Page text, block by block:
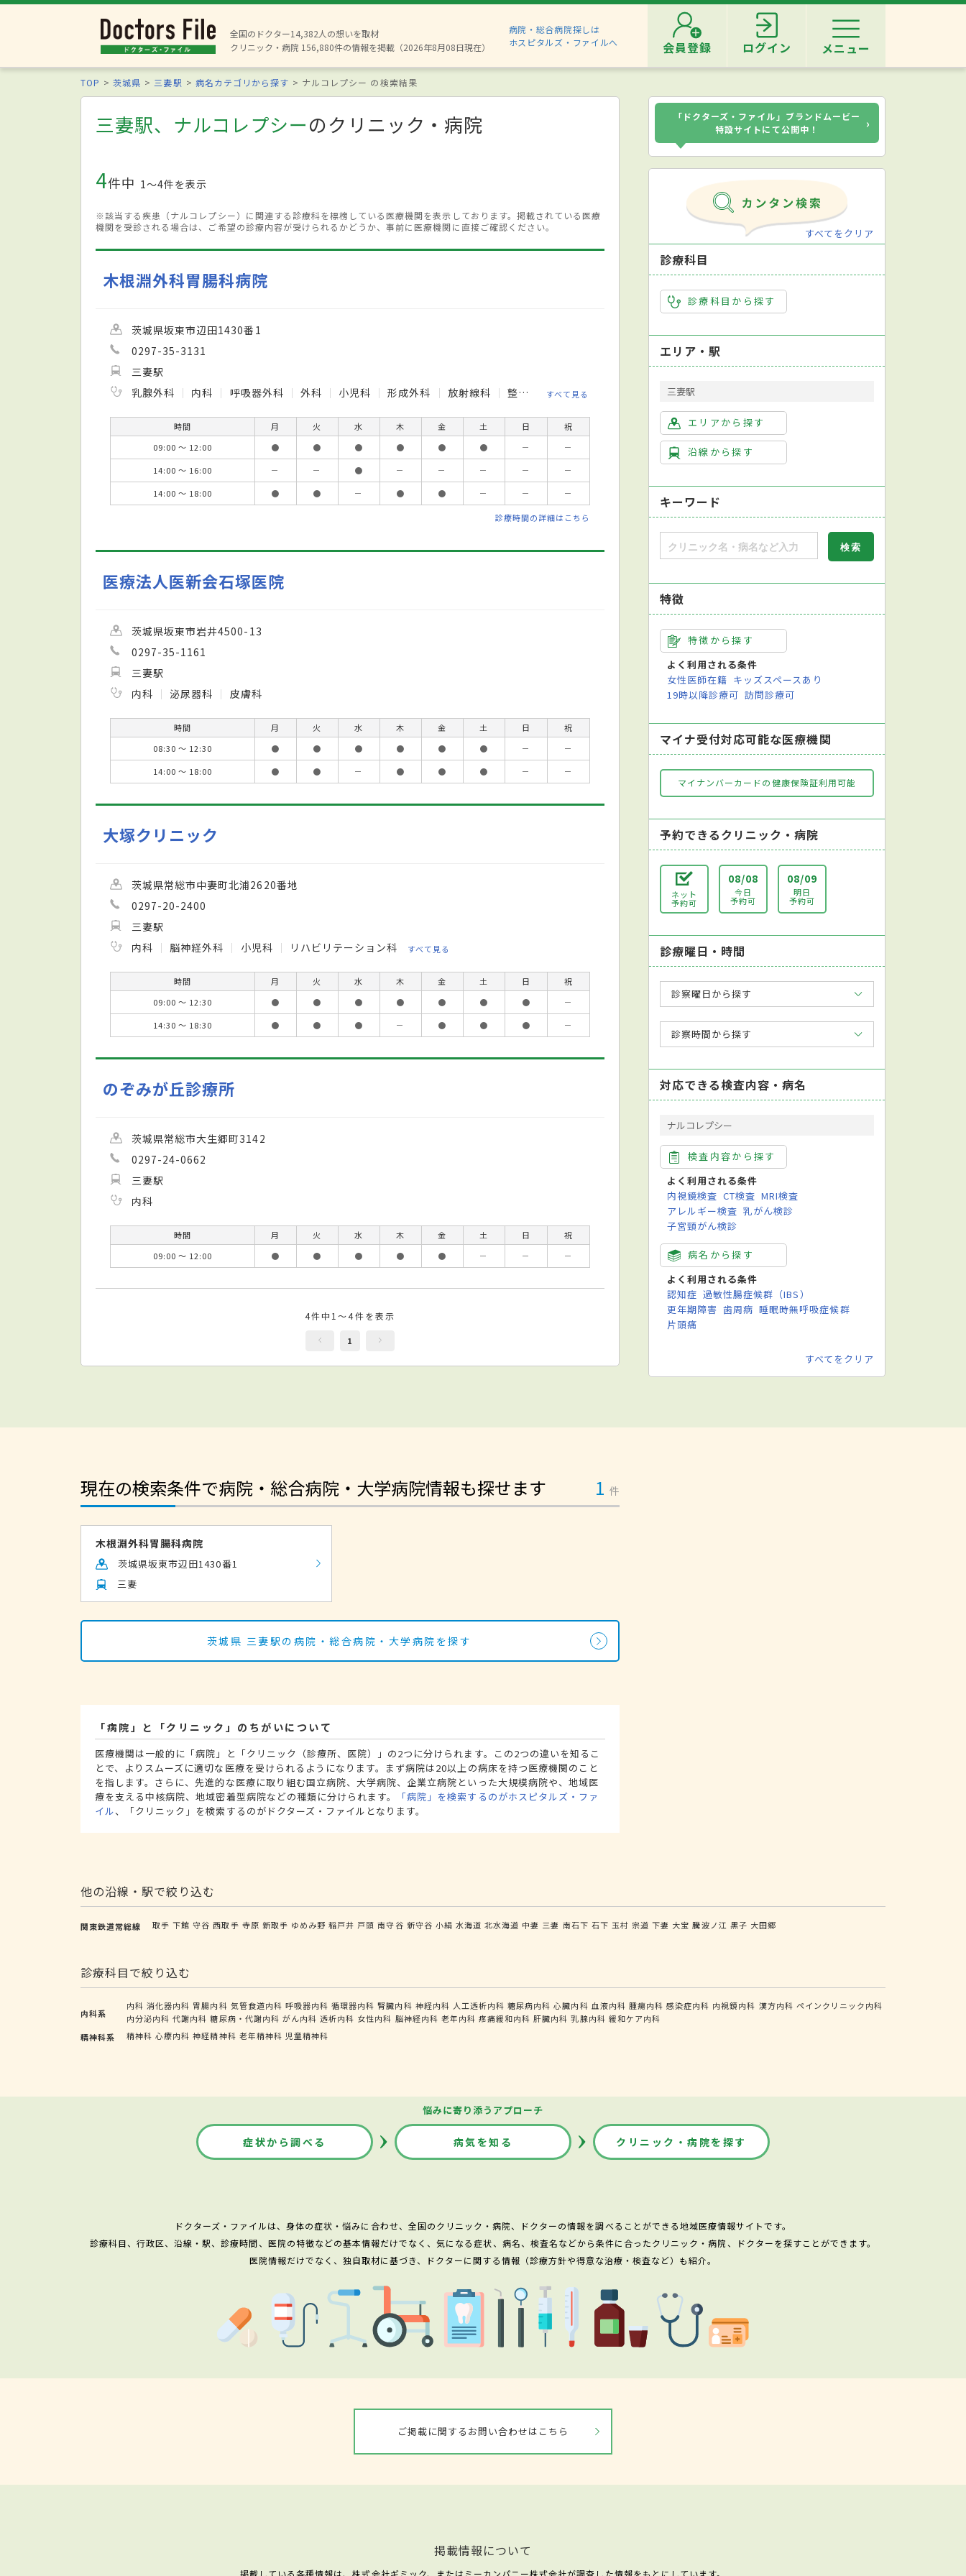
全国のドクター14,382人の想いを取材
クリニック・病院 156,880件の情報を掲載（2026年8月08日現在）
病院・総合病院探しは
ホスピタルズ・ファイルへ
会員登録 ログイン メニュー
TOP 茨城県 三妻駅 病名カテゴリから探す ナルコレプシー の検索結果
三妻駅、ナルコレプシーのクリニック・病院
4件中 1〜4件を表示
※該当する疾患（ナルコレプシー）に関連する診療科を標榜している医療機関を表示しております。掲載されている医療
機関を受診される場合は、ご希望の診療内容が受けられるかどうか、事前に医療機関に直接ご確認ください。
木根淵外科胃腸科病院
茨城県坂東市辺田1430番1
0297-35-3131
三妻駅
乳腺外科
内科 呼吸器外科 外科 小児科 形成外科 放射線科 整形外科 泌尿器科 消化器外科
すべて見る
時間 月 火 水 木 金 土 日
祝
09:00 ～ 12:00
● ● ● ● ● ● －
－
14:00 ～ 16:00
－ － ● － － － －
－
14:00 ～ 18:00
● ● － ● ● － － －
診療時間の詳細はこちら
医療法人医新会石塚医院
茨城県坂東市岩井4500-13
0297-35-1161
三妻駅
内科
泌尿器科 皮膚科
時間 月 火 水 木 金 土 日
祝
08:30 ～ 12:30
● ● ● ● ● ● －
－
14:00 ～ 18:00
● ● － ● ● ● － －
大塚クリニック
茨城県常総市中妻町北浦2620番地
0297-20-2400
三妻駅
内科
脳神経外科 小児科 リハビリテーション科 すべて見る
時間 月 火 水 木 金 土 日
祝
09:00 ～ 12:30
● ● ● ● ● ● ●
－
14:30 ～ 18:30
● ● ● － ● ● ● －
のぞみが丘診療所
茨城県常総市大生郷町3142
0297-24-0662
三妻駅
内科
時間 月 火 水 木 金 土 日
祝
09:00 ～ 12:00
● ● ● ● ● － － －
4件中1～4件を表示
1
「ドクターズ・ファイル」ブランドムービー
特設サイトにて公開中！
›
すべてをクリア
診療科目
診療科目から探す
エリア・駅
三妻駅
エリアから探す
沿線から探す
キーワード
特徴
特徴から探す
よく利用される条件
女性医師在籍 キッズスペースあり
19時以降診療可 訪問診療可
マイナ受付対応可能な医療機関
マイナンバーカードの健康保険証利用可能
予約できるクリニック・病院
ネット
予約可
08/08
今日
予約可
08/09
明日
予約可
診療曜日・時間
診察曜日から探す
診察時間から探す
対応できる検査内容・病名
ナルコレプシー
検査内容から探す
よく利用される条件
内視鏡検査 CT検査 MRI検査
アレルギー検査 乳がん検診
子宮頸がん検診
病名から探す
よく利用される条件
認知症 過敏性腸症候群（IBS）
更年期障害 歯周病 睡眠時無呼吸症候群
片頭痛
すべてをクリア
現在の検索条件で病院・総合病院・大学病院情報も探せます 1 件
木根淵外科胃腸科病院
茨城県坂東市辺田1430番1
三妻
茨城県 三妻駅の病院・総合病院・大学病院を探す
「病院」と「クリニック」のちがいについて
医療機関は一般的に「病院」と「クリニック（診療所、医院）」の2つに分けられます。この2つの違いを知るこ
とで、よりスムーズに適切な医療を受けられるようになります。まず病院は20以上の病床を持つ医療機関のこと
を指します。さらに、先進的な医療に取り組む国立病院、大学病院、企業立病院といった大規模病院や、地域医
療を支える中核病院、地域密着型病院などの種類に分けられます。
「病院」を検索するのがホスピタルズ・ファ
イル、「クリニック」を検索するのがドクターズ・ファイルとなります。
他の沿線・駅で絞り込む
関東鉄道常総線 取手 下館 守谷 西取手 寺原 新取手 ゆめみ野 稲戸井 戸頭 南守谷 新守谷 小絹 水海道 北水海道 中妻 三妻 南石下 石下 玉村 宗道 下妻 大宝 騰波ノ江 黒子 大田郷
診療科目で絞り込む
内科系
内科 消化器内科 胃腸内科 気管食道内科 呼吸器内科 循環器内科 腎臓内科 神経内科 人工透析内科 糖尿病内科 心臓内科 血液内科 腫瘍内科 感染症内科 内視鏡内科 漢方内科 ペインクリニック内科
内分泌内科 代謝内科 糖尿病・代謝内科 がん内科 透析内科 女性内科 脳神経内科 老年内科 疼痛緩和内科 肝臓内科 乳腺内科 緩和ケア内科
精神科系
精神科 心療内科 神経精神科 老年精神科 児童精神科
悩みに寄り添うアプローチ
症状から調べる 病気を知る クリニック・病院を探す
ドクターズ・ファイルは、身体の症状・悩みに合わせ、全国のクリニック・病院、ドクターの情報を調べることができる地域医療情報サイトです。
診療科目、行政区、沿線・駅、診療時間、医院の特徴などの基本情報だけでなく、気になる症状、病名、検査名などから条件に合ったクリニック・病院、ドクターを探すことができます。
医院情報だけでなく、独自取材に基づき、ドクターに関する情報（診療方針や得意な治療・検査など）も紹介。
ご掲載に関するお問い合わせはこちら
掲載情報について
掲載している各種情報は、株式会社ギミック、またはミーカンパニー株式会社が調査した情報をもとにしています。